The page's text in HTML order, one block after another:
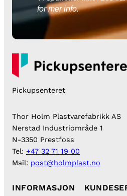
for mer info.
Pickupsenteret
Thor Holm Plastvarefabrikk AS
Nerstad Industriområde 1
N-3350 Prestfoss
Tel: +47 32 71 19 00
Mail: post@holmplast.no
INFORMASJON